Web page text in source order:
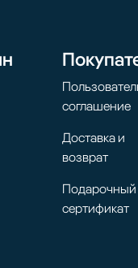
соглашение
Доставка и
возврат
Подарочный
сертификат